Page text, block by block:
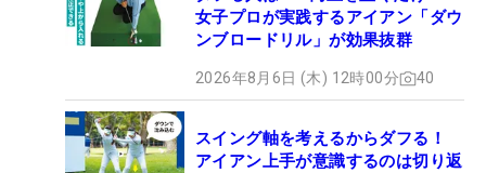
女子プロが実践するアイアン「ダウ
ンブロードリル」が効果抜群
2026年8月6日 (木) 12時00分 40
スイング軸を考えるからダフる！
アイアン上手が意識するのは切り返